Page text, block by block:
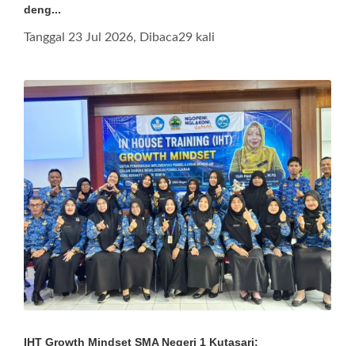
deng...
Tanggal 23 Jul 2026, Dibaca29 kali
IHT Growth Mindset SMA Negeri 1 Kutasari: